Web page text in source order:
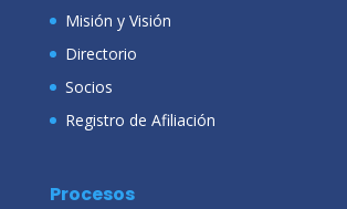
Misión y Visión
Directorio
Socios
Registro de Afiliación
Procesos